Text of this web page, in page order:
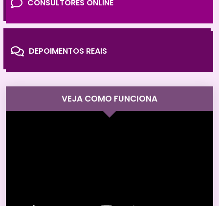
CONSULTORES ONLINE
DEPOIMENTOS REAIS
VEJA COMO FUNCIONA